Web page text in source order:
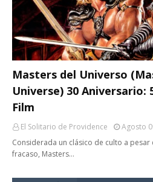
Masters del Universo
Universe) 30 Aniversario:
Film
El Solitario de Providence
Agosto
Considerada un clásico de culto a
fracaso, Masters…